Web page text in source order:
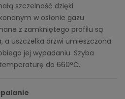
szczelność dzięki
w osłonie gazu
z zamkniętego profilu są
a uszczelka drzwi umieszczona
jej wypadaniu. Szyba
do 660°C.